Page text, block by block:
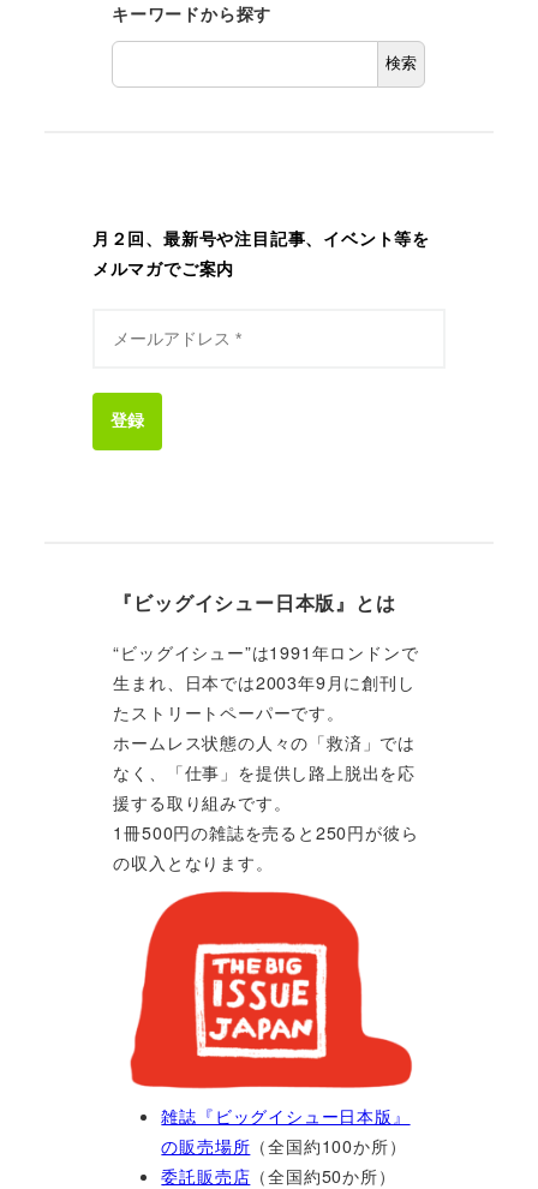
キーワードから探す
検索
月２回、最新号や注目記事、イベント等を
メルマガでご案内
登録
『ビッグイシュー日本版』とは
“ビッグイシュー”は1991年ロンドンで
生まれ、日本では2003年9月に創刊し
たストリートペーパーです。
ホームレス状態の人々の「救済」では
なく、「仕事」を提供し路上脱出を応
援する取り組みです。
1冊500円の雑誌を売ると250円が彼ら
の収入となります。
雑誌『ビッグイシュー日本版』
の販売場所 （全国約100か所）
委託販売店 （全国約50か所）